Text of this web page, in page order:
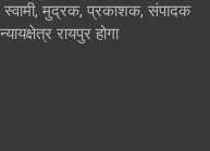
स्वामी, मुद्रक, प्रकाशक, संपादक
रायपुर होगा